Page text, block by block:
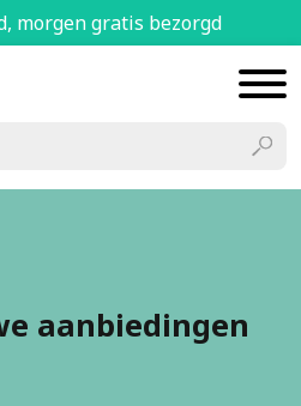
morgen gratis bezorgd
aanbiedingen